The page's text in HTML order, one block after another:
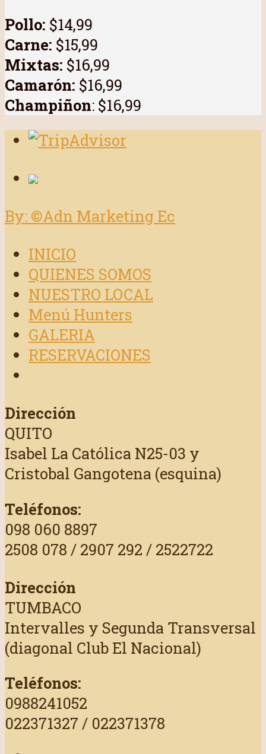
Pollo: $14,99
Carne: $15,99
Mixtas: $16,99
Camarón: $16,99
Champiñon: $16,99
By: ©Adn Marketing Ec
INICIO
QUIENES SOMOS
NUESTRO LOCAL
Menú Hunters
GALERIA
RESERVACIONES
Dirección
QUITO
Isabel La Católica N25-03 y
Cristobal Gangotena (esquina)
Teléfonos:
098 060 8897
2508 078 / 2907 292 / 2522722
Dirección
TUMBACO
Intervalles y Segunda Transversal
(diagonal Club El Nacional)
Teléfonos:
0988241052
022371327 / 022371378